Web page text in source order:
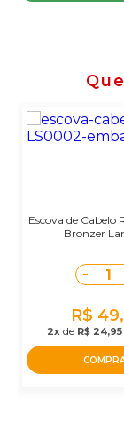
Escova de Cabelo
Bronzer
- 1
R$
2x de R$ 24,95